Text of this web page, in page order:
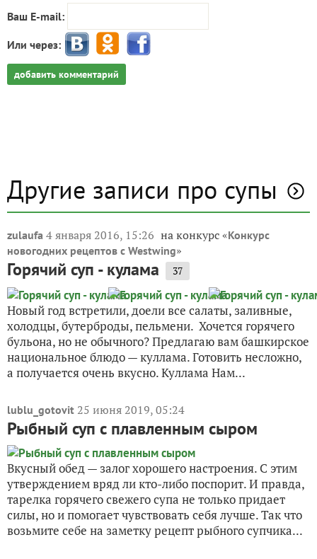
Ваш E-mail:
Или через:
добавить комментарий
Другие записи про супы
zulaufa 4 января 2016, 15:26 на конкурс «Конкурс
новогодних рецептов с Westwing»
Горячий суп - кулама 37
Новый год встретили, доели все салаты, заливные,
холодцы, бутерброды, пельмени. Хочется горячего
бульона, но не обычного? Предлагаю вам башкирское
национальное блюдо — куллама. Готовить несложно,
а получается очень вкусно. Куллама Нам...
lublu_gotovit 25 июня 2019, 05:24
Рыбный суп с плавленным сыром
Вкусный обед — залог хорошего настроения. С этим
утверждением вряд ли кто-либо поспорит. И правда,
тарелка горячего свежего супа не только придает
силы, но и помогает чувствовать себя лучше. Так что
возьмите себе на заметку рецепт рыбного супчика...